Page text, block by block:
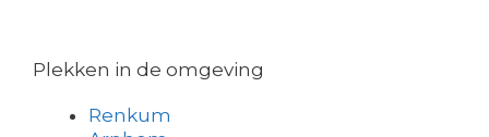
Plekken in de omgeving
Renkum